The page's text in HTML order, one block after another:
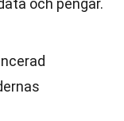
och pengar.